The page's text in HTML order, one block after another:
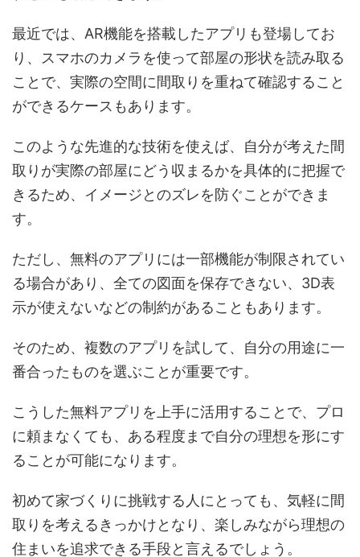
最近では、AR機能を搭載したアプリも登場してお
り、スマホのカメラを使って部屋の形状を読み取る
ことで、実際の空間に間取りを重ねて確認すること
ができるケースもあります。
このような先進的な技術を使えば、自分が考えた間
取りが実際の部屋にどう収まるかを具体的に把握で
きるため、イメージとのズレを防ぐことができま
す。
ただし、無料のアプリには一部機能が制限されてい
る場合があり、全ての図面を保存できない、3D表
示が使えないなどの制約があることもあります。
そのため、複数のアプリを試して、自分の用途に一
番合ったものを選ぶことが重要です。
こうした無料アプリを上手に活用することで、プロ
に頼まなくても、ある程度まで自分の理想を形にす
ることが可能になります。
初めて家づくりに挑戦する人にとっても、気軽に間
取りを考えるきっかけとなり、楽しみながら理想の
住まいを追求できる手段と言えるでしょう。